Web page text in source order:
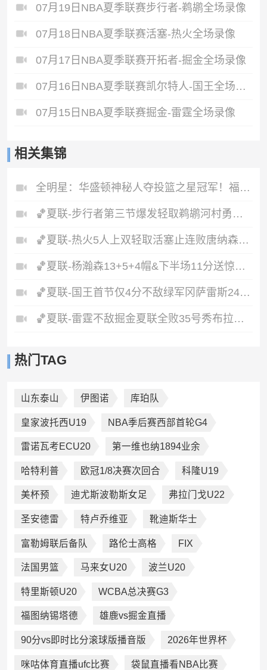
07月19日NBA夏季联赛步行者-鹈鹕全场录像
07月18日NBA夏季联赛活塞-热火全场录像
07月17日NBA夏季联赛开拓者-掘金全场录像
07月16日NBA夏季联赛凯尔特人-国王全场录像
07月15日NBA夏季联赛掘金-雷霆全场录像
相关集锦
全明星：华盛顿神秘人夺投篮之星冠军！福德夺得三分大赛冠军！
🏀夏联-步行者第三节爆发轻取鹈鹕河村勇辉5+5+12斯劳森22分
🏀夏联-热火5人上双轻取活塞止连败唐纳森20+8+10奥科里27分
🏀夏联-杨瀚森13+5+4帽&下半场11分送惊艳妙传开拓者力克掘金
🏀夏联-国王首节仅4分不敌绿军冈萨雷斯24+10+5塞纳克10+12
🏀夏联-雷霆不敌掘金夏联全败35号秀布拉齐尔32+6马拉14+7+6
热门TAG
山东泰山 伊图诺 库珀队
皇家波托西U19 NBA季后赛西部首轮G4
雷诺瓦考ECU20 第一维也纳1894业余
哈特利普 欧冠1/8决赛次回合 科隆U19
美杯预 迪尤斯波勒斯女足 弗拉门戈U22
圣安德雷 特卢乔维亚 靴迪斯华士
富勒姆联后备队 路伦士高格 FIX
法国男篮 马来女U20 波兰U20
特里斯顿U20 WCBA总决赛G3
福图纳锡塔德 雄鹿vs掘金直播
90分vs即时比分滚球版播音版 2026年世界杯
咪咕体育直播ufc比赛 袋鼠直播看NBA比赛